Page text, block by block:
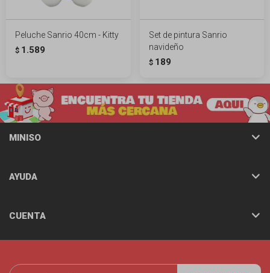
Peluche Sanrio 40cm - Kitty
$ 1.589
Set de pintura Sanrio
navideño
$ 189
MINISO
AYUDA
CUENTA